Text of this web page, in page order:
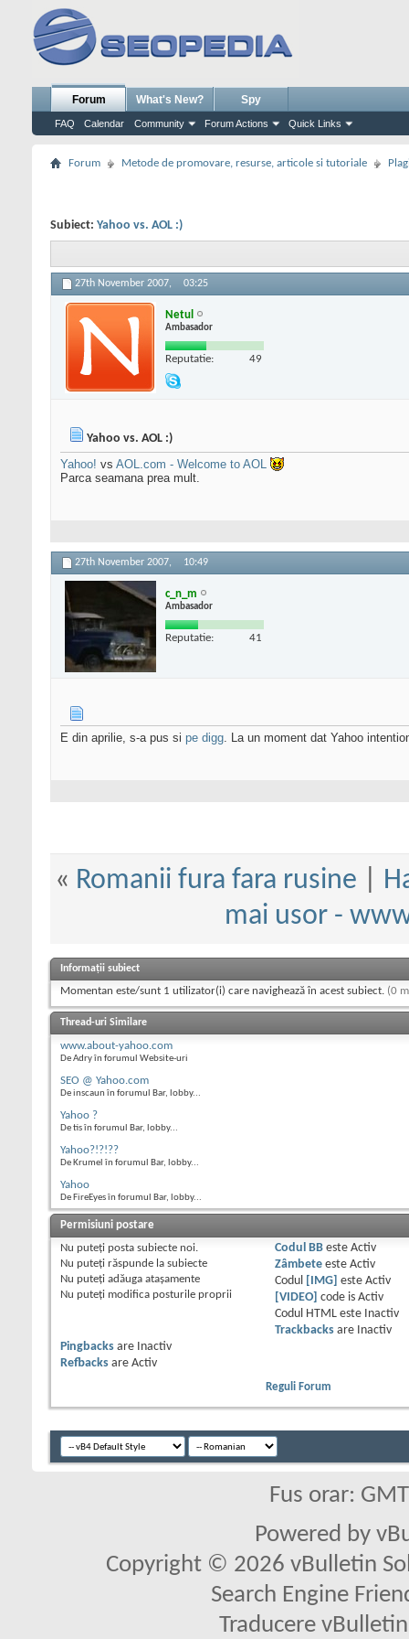
Forum
FAQ Calendar Community Forum Actions Quick Links
What's New? Spy
Forum Metode de promovare, resurse, articole si tutoriale
Subiect: Yahoo vs. AOL :)
27th November 2007, 03:25
Netul
Ambasador
Reputatie: 49
Yahoo vs. AOL :)
Yahoo! vs AOL.com - Welcome to AOL
Parca seamana prea mult.
27th November 2007, 10:49
c_n_m
Ambasador
Reputatie: 41
E din aprilie, s-a pus si pe digg. La un moment dat Yahoo
« Romanii fura fara rusine
mai usor -
Informații subiect
Momentan este/sunt 1 utilizator(i) care navighează în acest subiect. (0
Thread-uri Similare
www.about-yahoo.com
De Adry în forumul Website-uri
SEO @ Yahoo.com
De inscaun în forumul Bar, lobby...
Yahoo ?
De tis în forumul Bar, lobby...
Yahoo?!?!??
De Krumel în forumul Bar, lobby...
Yahoo
De FireEyes în forumul Bar, lobby...
Permisiuni postare
Nu puteţi posta subiecte noi.
Nu puteţi răspunde la subiecte
Nu puteţi adăuga ataşamente
Nu puteţi modifica posturile proprii
Codul BBeste Activ
Zâmbeteeste Activ
Codul
[IMG] este Activ
[VIDEO]
code is Activ
Codul HTML este
Inactiv
Trackbacksare
Inactiv
Pingbacks are
Inactiv
Refbacks are Activ
Reguli Forum
Fus orar:
Powered by
Copyright © 2026 vBulletin
Search Engine
Traducere